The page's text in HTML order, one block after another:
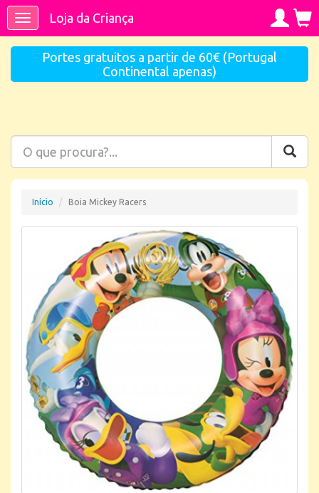
ToggleLoja da Criança
Portes gratuitos a partir de 60€ (Portugal
Continental apenas)
Início Boia Mickey Racers